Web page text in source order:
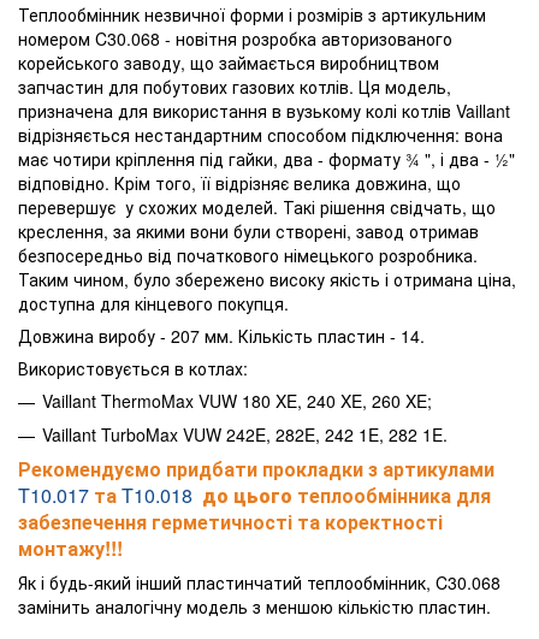
Теплообмінник незвичної форми і розмірів з артикульним
номером C30.068 - новітня розробка авторизованого
корейського заводу, що займається виробництвом
запчастин для побутових газових котлів. Ця модель,
призначена для використання в вузькому колі котлів Vaillant
відрізняється нестандартним способом підключення: вона
має чотири кріплення під гайки, два - формату ¾ ", і два - ½"
відповідно. Крім того, її відрізняє велика довжина, що
перевершує у схожих моделей. Такі рішення свідчать, що
креслення, за якими вони були створені, завод отримав
безпосередньо від початкового німецького розробника.
Таким чином, було збережено високу якість і отримана ціна,
доступна для кінцевого покупця.
Довжина виробу - 207 мм. Кількість пластин - 14.
Використовується в котлах:
Vaillant ThermoMax VUW 180 XE, 240 XE, 260 XE;
Vaillant TurboMax VUW 242E, 282E, 242 1E, 282 1E.
Рекомендуємо придбати прокладки з артикулами
T10.017 таT10.018 до цього теплообмінника для
забезпечення герметичності та коректності
монтажу!!!
Як і будь-який інший пластинчатий теплообмінник, C30.068
замінить аналогічну модель з меншою кількістю пластин.